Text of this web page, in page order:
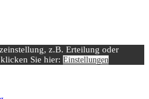
z.B. Erteilung oder
Sie hier: Einstellungen